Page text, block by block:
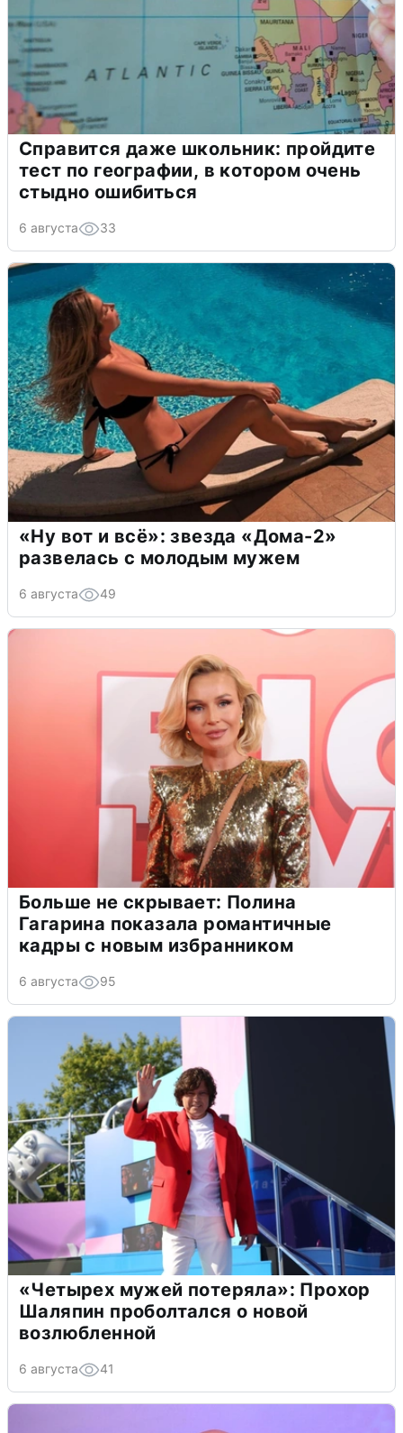
Справится даже школьник: пройдите
тест по географии, в котором очень
стыдно ошибиться
6 августа 33
«Ну вот и всё»: звезда «Дома-2»
развелась с молодым мужем
6 августа 49
Больше не скрывает: Полина
Гагарина показала романтичные
кадры с новым избранником
6 августа 95
«Четырех мужей потеряла»: Прохор
Шаляпин проболтался о новой
возлюбленной
6 августа 41